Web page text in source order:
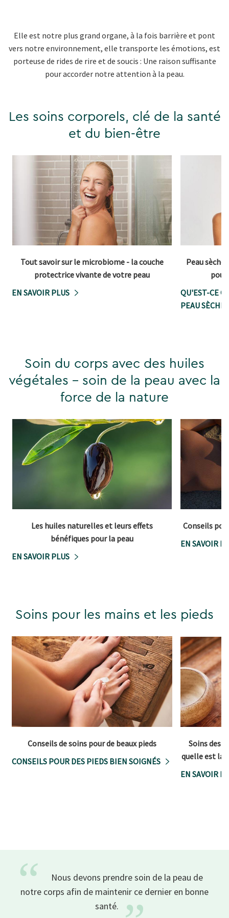
Elle est notre plus grand organe, à la fois barrière et pont
vers notre environnement, elle transporte les émotions, est
porteuse de rides de rire et de soucis : Une raison suffisante
pour accorder notre attention à la peau.
Les soins corporels, clé de la santé
et du bien-être
Tout savoir sur le microbiome - la couche
protectrice vivante de votre peau
EN SAVOIR PLUS
Peau sèche
pour
QU'EST-CE
PEAU SÈCHE
Soin du corps avec des huiles
végétales - soin de la peau avec la
force de la nature
Les huiles naturelles et leurs effets
bénéfiques pour la peau
EN SAVOIR PLUS
Conseils
EN SAVOIR
Soins pour les mains et les pieds
Conseils de soins pour de beaux pieds
CONSEILS POUR DES PIEDS BIEN SOIGNÉS
Soins des
quelle est la
EN SAVOIR
“
Nous devons prendre soin de la peau de
notre corps afin de maintenir ce dernier en bonne
santé.